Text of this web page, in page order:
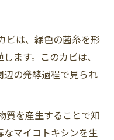
ビは、緑色の菌糸を形
ます。このカビは、
の発酵過程で見られ
質を産生することで知
なマイコトキシンを生